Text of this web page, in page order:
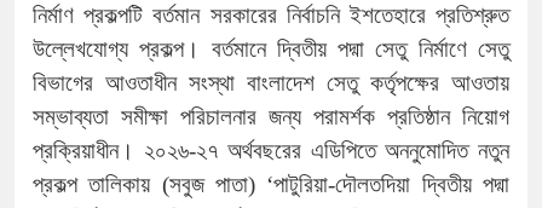
নির্মাণ প্রকল্পটি বর্তমান সরকারের নির্বাচনি ইশতেহারে প্রতিশ্রুত
উল্লেখযোগ্য প্রকল্প। বর্তমানে দ্বিতীয় পদ্মা সেতু নির্মাণে সেতু
বিভাগের আওতাধীন সংস্থা বাংলাদেশ সেতু কর্তৃপক্ষের আওতায়
সম্ভাব্যতা সমীক্ষা পরিচালনার জন্য পরামর্শক প্রতিষ্ঠান নিয়োগ
প্রক্রিয়াধীন। ২০২৬-২৭ অর্থবছরের এডিপিতে অননুমোদিত নতুন
প্রকল্প তালিকায় (সবুজ পাতা) ‘পাটুরিয়া-দৌলতদিয়া দ্বিতীয় পদ্মা